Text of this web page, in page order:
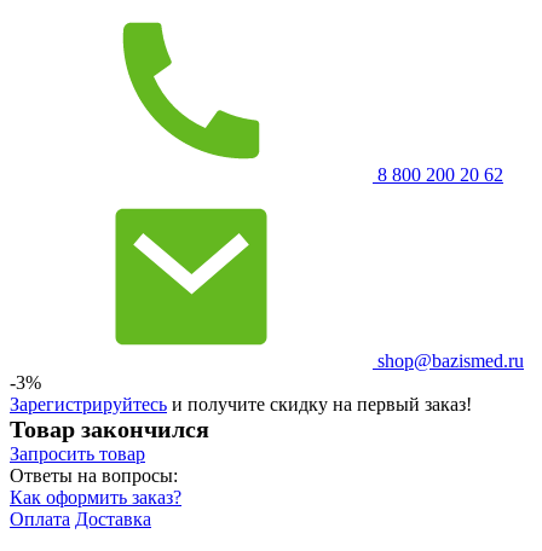
8 800 200 20 62
shop@bazismed.ru
-3%
Зарегистрируйтесь и получите скидку на первый заказ!
Товар закончился
Запросить товар
Ответы на вопросы:
Как оформить заказ?
Оплата Доставка